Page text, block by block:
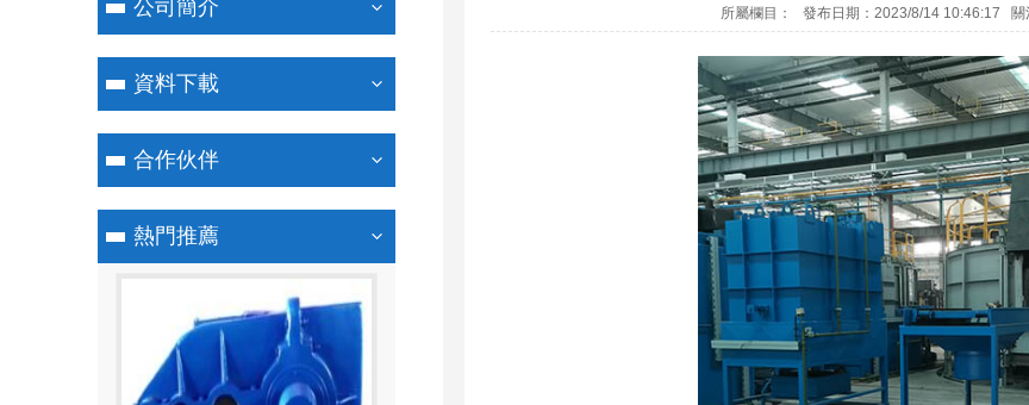
公司簡介
資料下載
合作伙伴
熱門推薦
所屬欄目： 發布日期：2023/8/14 10:46:17 關